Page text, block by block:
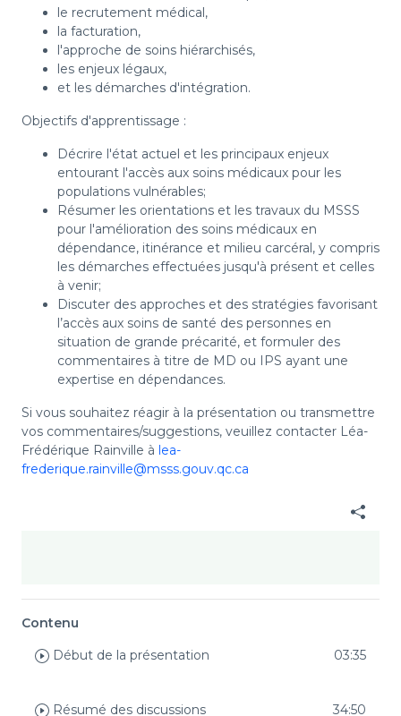
le recrutement médical,
la facturation,
l'approche de soins hiérarchisés,
les enjeux légaux,
et les démarches d'intégration.
Objectifs d'apprentissage :
Décrire l'état actuel et les principaux enjeux
entourant l'accès aux soins médicaux pour les
populations vulnérables;
Résumer les orientations et les travaux du MSSS
pour l'amélioration des soins médicaux en
dépendance, itinérance et milieu carcéral, y compris
les démarches effectuées jusqu'à présent et celles
à venir;
Discuter des approches et des stratégies favorisant
l’accès aux soins de santé des personnes en
situation de grande précarité, et formuler des
commentaires à titre de MD ou IPS ayant une
expertise en dépendances.
Si vous souhaitez réagir à la présentation ou transmettre
vos commentaires/suggestions, veuillez contacter Léa-
Frédérique Rainville à lea-
frederique.rainville@msss.gouv.qc.ca
Contenu
Début de la présentation
03:35
Résumé des discussions 34:50